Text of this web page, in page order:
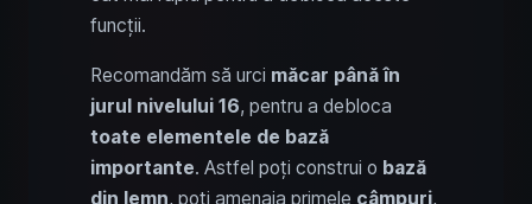
funcții.
Recomandăm să urci măcar până în
jurul nivelului 16, pentru a debloca
toate elementele de bază
importante. Astfel poți construi o bază
din lemn, poți amenaja primele câmpuri,